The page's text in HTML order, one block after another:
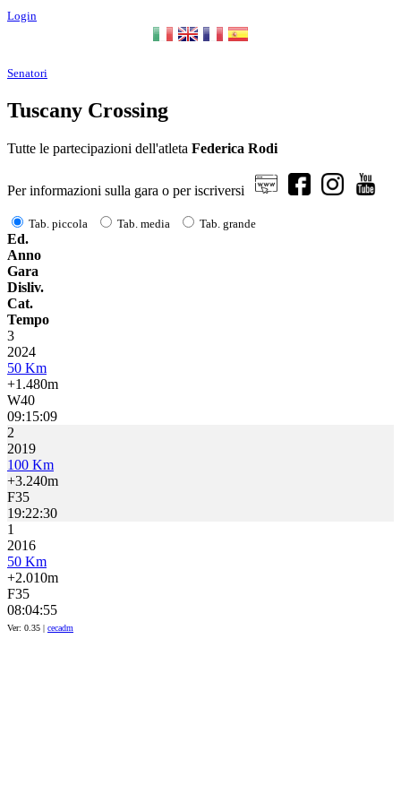
Login
Senatori
Tuscany Crossing
Tutte le partecipazioni dell'atleta Federica Rodi
Per informazioni sulla gara o per iscriversi
Tab. piccola Tab. media Tab. grande
Ed.
Anno
Gara
Disliv.
Cat.
Tempo
3
2024
50 Km
+1.480m
W40
09:15:09
2
2019
100 Km
+3.240m
F35
19:22:30
1
2016
50 Km
+2.010m
F35
08:04:55
Ver: 0.35 | cecadm